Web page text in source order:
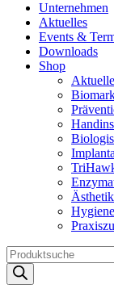
Unternehmen
Aktuelles
Events &
Downloads
Shop
Ästhetik
Products
search